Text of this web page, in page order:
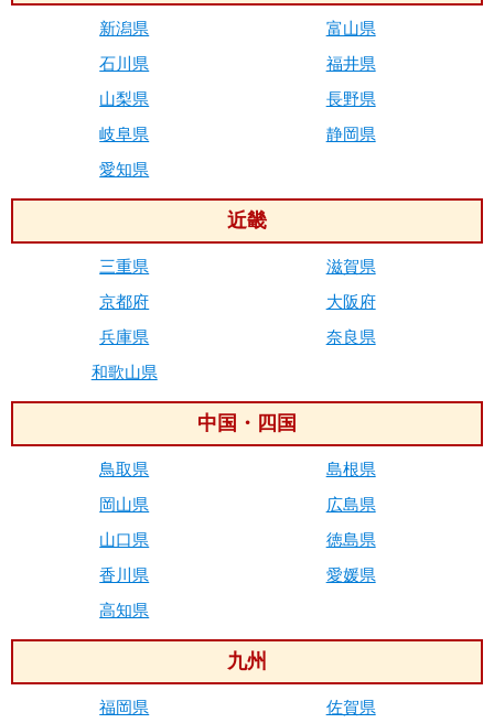
新潟県
富山県
石川県
福井県
山梨県
長野県
岐阜県
静岡県
愛知県
近畿
三重県
滋賀県
京都府
大阪府
兵庫県
奈良県
和歌山県
中国・四国
鳥取県
島根県
岡山県
広島県
山口県
徳島県
香川県
愛媛県
高知県
九州
福岡県
佐賀県